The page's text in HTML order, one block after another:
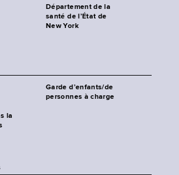
Département de la
santé de l’État de
New York
Garde d’enfants/de
personnes à charge
la